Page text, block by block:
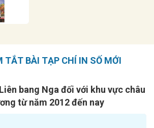
TẮT BÀI TẠP CHÍ IN SỐ MỚI
bang Nga đối với khu vực châu
từ năm 2012 đến nay